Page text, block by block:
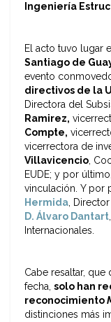
Ingeniería
El acto tuvo lugar
Santiago de
evento
directivos de la
Directora del
Ramirez,
Compte,
vicerrectora de
Villavicencio,
EUDE; y por último,
vinculación. Y por
Hermida,
D. Álvaro Dantart
Internacionales.
Cabe resaltar, que
fecha, solo han
reconocimiento
distinciones más